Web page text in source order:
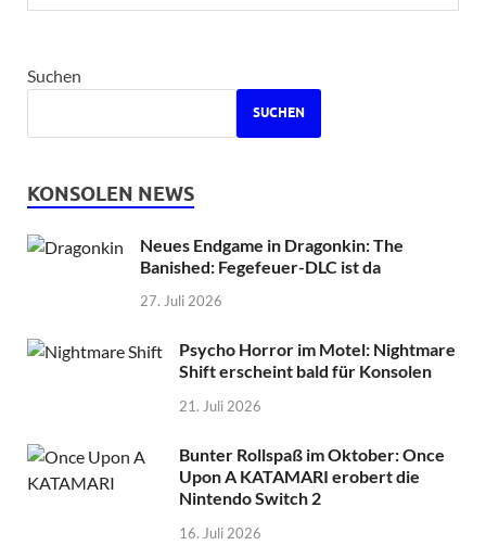
Suchen
SUCHEN
KONSOLEN NEWS
Neues Endgame in Dragonkin: The
Banished: Fegefeuer-DLC ist da
27. Juli 2026
Psycho Horror im Motel: Nightmare
Shift erscheint bald für Konsolen
21. Juli 2026
Bunter Rollspaß im Oktober: Once
Upon A KATAMARI erobert die
Nintendo Switch 2
16. Juli 2026